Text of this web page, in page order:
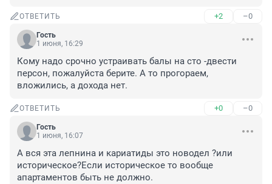
ОТВЕТИТЬ +2 –0
Гость
1 июня, 16:29
Кому надо срочно устраивать балы на сто -двести
персон, пожалуйста берите. А то прогораем,
вложились, а дохода нет.
ОТВЕТИТЬ +0 –0
Гость
1 июня, 16:07
А вся эта лепнина и кариатиды это новодел ?или
историческое?Если историческое то вообще
апартаментов быть не должно.